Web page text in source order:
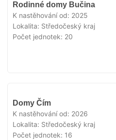
Rodinné domy Bučina
K nastěhování od: 2025
Lokalita: Středočeský kraj
Počet jednotek: 20
Domy Čím
K nastěhování od: 2026
Lokalita: Středočeský kraj
Počet jednotek: 16